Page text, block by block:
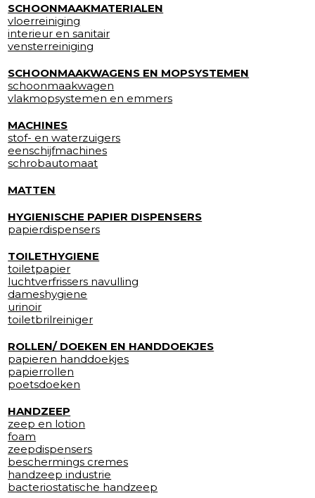
SCHOONMAAKMATERIALEN
vloerreiniging
interieur en sanitair
vensterreiniging
SCHOONMAAKWAGENS EN MOPSYSTEMEN
schoonmaakwagen
vlakmopsystemen en emmers
MACHINES
stof- en waterzuigers
eenschijfmachines
schrobautomaat
MATTEN
HYGIENISCHE PAPIER DISPENSERS
papierdispensers
TOILETHYGIENE
toiletpapier
luchtverfrissers navulling
dameshygiene
urinoir
toiletbrilreiniger
ROLLEN/ DOEKEN EN HANDDOEKJES
papieren handdoekjes
papierrollen
poetsdoeken
HANDZEEP
zeep en lotion
foam
zeepdispensers
beschermings cremes
handzeep industrie
bacteriostatische handzeep